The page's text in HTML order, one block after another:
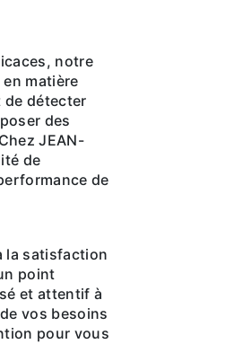
notre
matière
de détecter
des
JEAN-
de
de
la satisfaction
point
et attentif à
vos besoins
pour vous